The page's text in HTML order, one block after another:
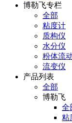
博勒飞专栏
全部
粘度计
质构仪
水分仪
粉体流
流变仪
产品列表
全部
博勒飞
全
粘